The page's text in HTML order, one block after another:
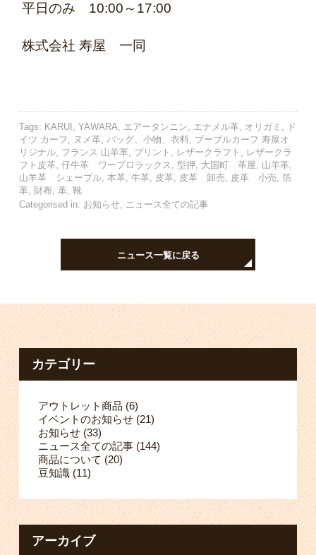
平日のみ 10:00～17:00
株式会社 寿屋 一同
Tags: KARUI , YAWARA, エアータンニン, エナメル革, オリガミ , ド
イツ カーフ , ヌメ革, バッグ、小物、衣料, ブーブルカーフ 寿屋オ
リジナル, フランス 山羊革, プリント , レザークラフト , レザークラ
フト皮革, 仔牛革 ワープロラックス , 型押, 大国町 革屋, 山羊革,
山羊革 シェーブル, 本革, 牛革, 皮革, 皮革 卸売, 皮革 小売, 箔
革, 財布, 革, 靴
Categorised in: お知らせ, ニュース全ての記事
ニュース一覧に戻る
カテゴリー
アウトレット商品 (6)
イベントのお知らせ(21)
お知らせ(33)
ニュース全ての記事(144)
商品について (20)
豆知識(11)
アーカイブ